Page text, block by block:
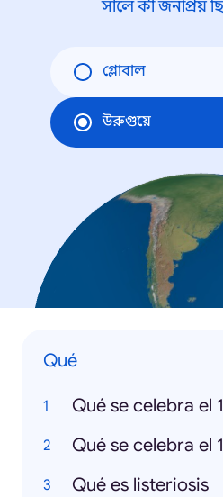
সালে কী জনপ্রিয়
গ্লোবাল
উরুগুয়ে
Qué
Qué es listeriosis